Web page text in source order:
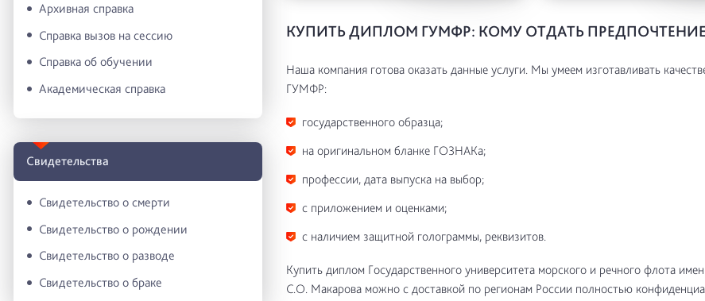
Архивная справка
Справка вызов на сессию
Справка об обучении
Академическая справка
Свидетельства
Свидетельство о смерти
Свидетельство о рождении
Свидетельство о разводе
Свидетельство о браке
КУПИТЬ ДИПЛОМ ГУМФР: КОМУ ОТДАТЬ ПРЕДПОЧТЕНИЕ
Наша компания готова оказать данные услуги. Мы умеем изготавливать
ГУМФР:
государственного образца;
на оригинальном бланке ГОЗНАКа;
профессии, дата выпуска на выбор;
с приложением и оценками;
с наличием защитной голограммы, реквизитов.
Купить диплом Государственного университета морского и речного флота
С.О. Макарова можно с доставкой по регионам России полностью